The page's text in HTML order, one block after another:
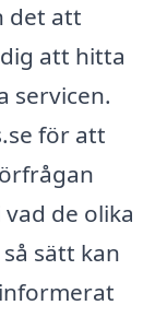
det att
att hitta
servicen.
för att
de olika
sätt kan